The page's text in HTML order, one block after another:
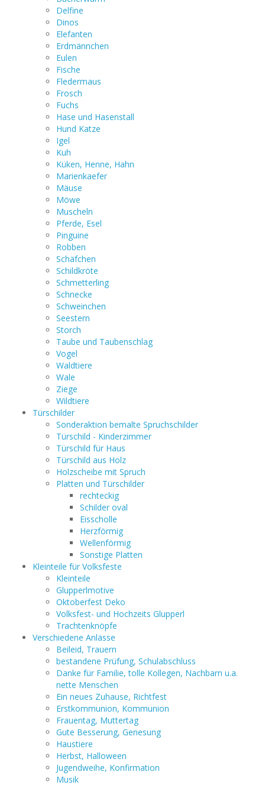
Delfine
Dinos
Elefanten
Erdmännchen
Eulen
Fische
Fledermaus
Frosch
Fuchs
Hase und Hasenstall
Hund Katze
Igel
Kuh
Küken, Henne, Hahn
Marienkaefer
Mäuse
Möwe
Muscheln
Pferde, Esel
Pinguine
Robben
Schäfchen
Schildkröte
Schmetterling
Schnecke
Schweinchen
Seestern
Storch
Taube und Taubenschlag
Vogel
Waldtiere
Wale
Ziege
Wildtiere
Türschilder
Sonderaktion bemalte Spruchschilder
Türschild - Kinderzimmer
Türschild für Haus
Türschild aus Holz
Holzscheibe mit Spruch
Platten und Türschilder
rechteckig
Schilder oval
Eisscholle
Herzförmig
Wellenförmig
Sonstige Platten
Kleinteile für Volksfeste
Kleinteile
Glupperlmotive
Oktoberfest Deko
Volksfest- und Hochzeits Glupperl
Trachtenknöpfe
Verschiedene Anlässe
Beileid, Trauern
bestandene Prüfung, Schulabschluss
Danke für Familie, tolle Kollegen, Nachbarn u.a.
nette Menschen
Ein neues Zuhause, Richtfest
Erstkommunion, Kommunion
Frauentag, Muttertag
Gute Besserung, Genesung
Haustiere
Herbst, Halloween
Jugendweihe, Konfirmation
Musik